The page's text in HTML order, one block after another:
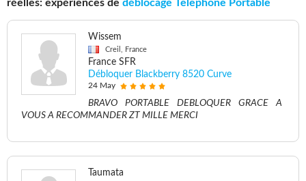
réelles: expériences de déblocage Telephone Portable
Wissem
Creil, France
France SFR
Débloquer Blackberry 8520 Curve
24 May
BRAVO PORTABLE DEBLOQUER GRACE A
VOUS A RECOMMANDER ZT MILLE MERCI
Taumata